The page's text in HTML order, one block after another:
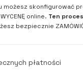
możesz skonfigurować
online. Ten
bezpiecznie
płatności